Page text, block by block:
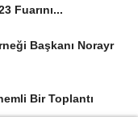
Fuarını...
Başkanı Norayr
Bir Toplantı